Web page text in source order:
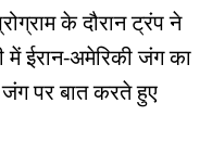
के दौरान ट्रंप ने
में ईरान-अमेरिकी जंग का
पर बात करते हुए